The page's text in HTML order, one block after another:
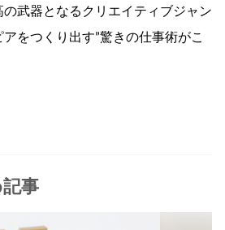
の武器となるクリエイティブジャン
をつくり出す”驚きの仕事術がこ
事